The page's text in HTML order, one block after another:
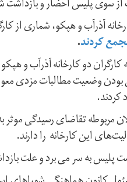
سوی پلیس احضار و بازداشت
آذرآب و هپکو، شماری از
کردند.
دو کارخانه آذرآب و
وضعیت مطالبات مزدی
مربوطه تقاضای رسیدگی
این کارخانه را دارند.
پلیس به سر می برد و علت